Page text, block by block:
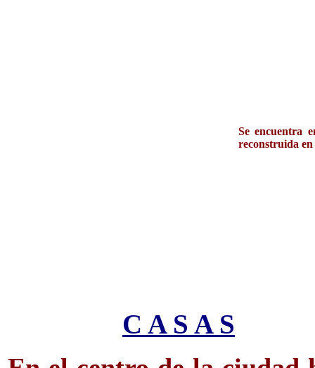
Se encuentra
reconstruida en
C A S A S